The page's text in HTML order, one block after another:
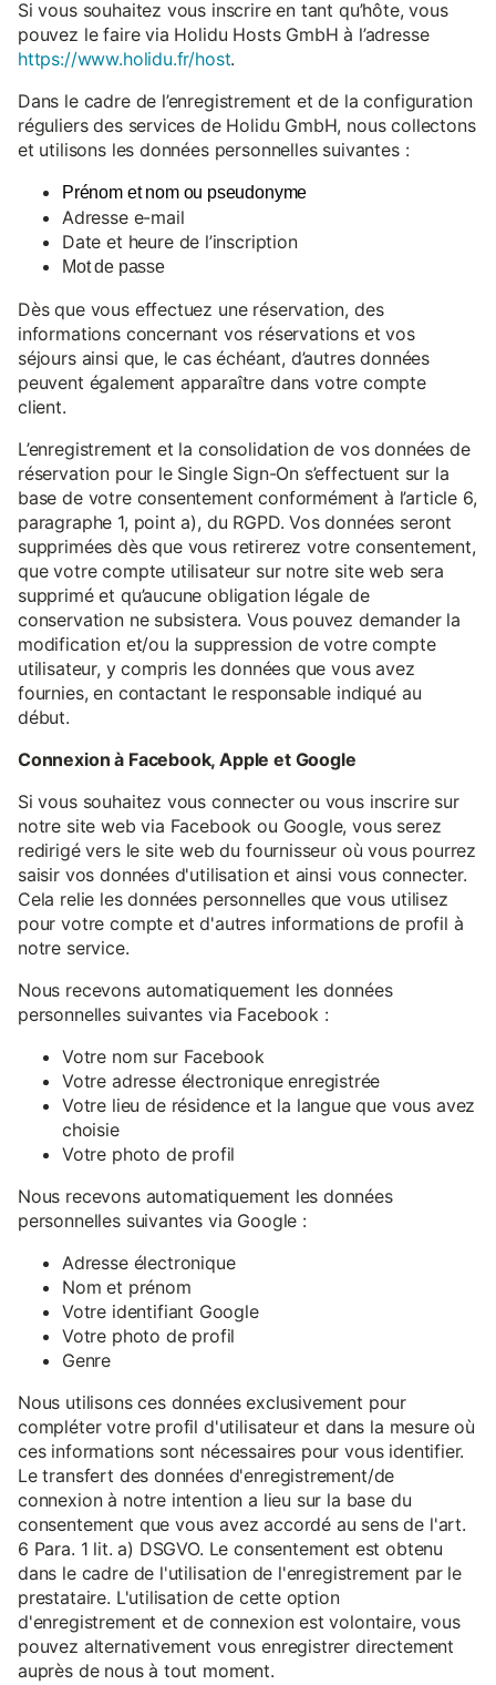
Si vous souhaitez vous inscrire en tant qu’hôte, vous
pouvez le faire via Holidu Hosts GmbH à l’adresse
https://www.holidu.fr/host.
Dans le cadre de l’enregistrement et de la configuration
réguliers des services de Holidu GmbH, nous collectons
et utilisons les données personnelles suivantes :
Prénom et nom ou pseudonyme
Adresse e-mail
Date et heure de l’inscription
Mot de passe
Dès que vous effectuez une réservation, des
informations concernant vos réservations et vos
séjours ainsi que, le cas échéant, d’autres données
peuvent également apparaître dans votre compte
client.
L’enregistrement et la consolidation de vos données de
réservation pour le Single Sign-On s’effectuent sur la
base de votre consentement conformément à l’article 6,
paragraphe 1, point a), du RGPD. Vos données seront
supprimées dès que vous retirerez votre consentement,
que votre compte utilisateur sur notre site web sera
supprimé et qu’aucune obligation légale de
conservation ne subsistera. Vous pouvez demander la
modification et/ou la suppression de votre compte
utilisateur, y compris les données que vous avez
fournies, en contactant le responsable indiqué au
début.
Connexion à Facebook, Apple et Google
Si vous souhaitez vous connecter ou vous inscrire sur
notre site web via Facebook ou Google, vous serez
redirigé vers le site web du fournisseur où vous pourrez
saisir vos données d'utilisation et ainsi vous connecter.
Cela relie les données personnelles que vous utilisez
pour votre compte et d'autres informations de profil à
notre service.
Nous recevons automatiquement les données
personnelles suivantes via Facebook :
Votre nom sur Facebook
Votre adresse électronique enregistrée
Votre lieu de résidence et la langue que vous avez
choisie
Votre photo de profil
Nous recevons automatiquement les données
personnelles suivantes via Google :
Adresse électronique
Nom et prénom
Votre identifiant Google
Votre photo de profil
Genre
Nous utilisons ces données exclusivement pour
compléter votre profil d'utilisateur et dans la mesure où
ces informations sont nécessaires pour vous identifier.
Le transfert des données d'enregistrement/de
connexion à notre intention a lieu sur la base du
consentement que vous avez accordé au sens de l'art.
6 Para. 1 lit. a) DSGVO. Le consentement est obtenu
dans le cadre de l'utilisation de l'enregistrement par le
prestataire. L'utilisation de cette option
d'enregistrement et de connexion est volontaire, vous
pouvez alternativement vous enregistrer directement
auprès de nous à tout moment.